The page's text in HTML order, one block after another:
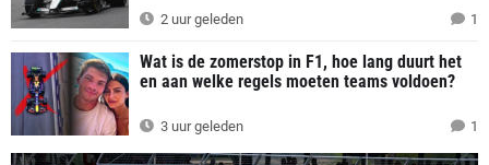
2 uur geleden 1
Wat is de zomerstop in F1, hoe lang duurt het
en aan welke regels moeten teams voldoen?
3 uur geleden 1